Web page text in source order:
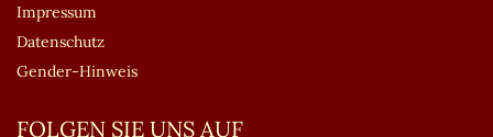
Impressum
Datenschutz
Gender-Hinweis
FOLGEN SIE UNS AUF